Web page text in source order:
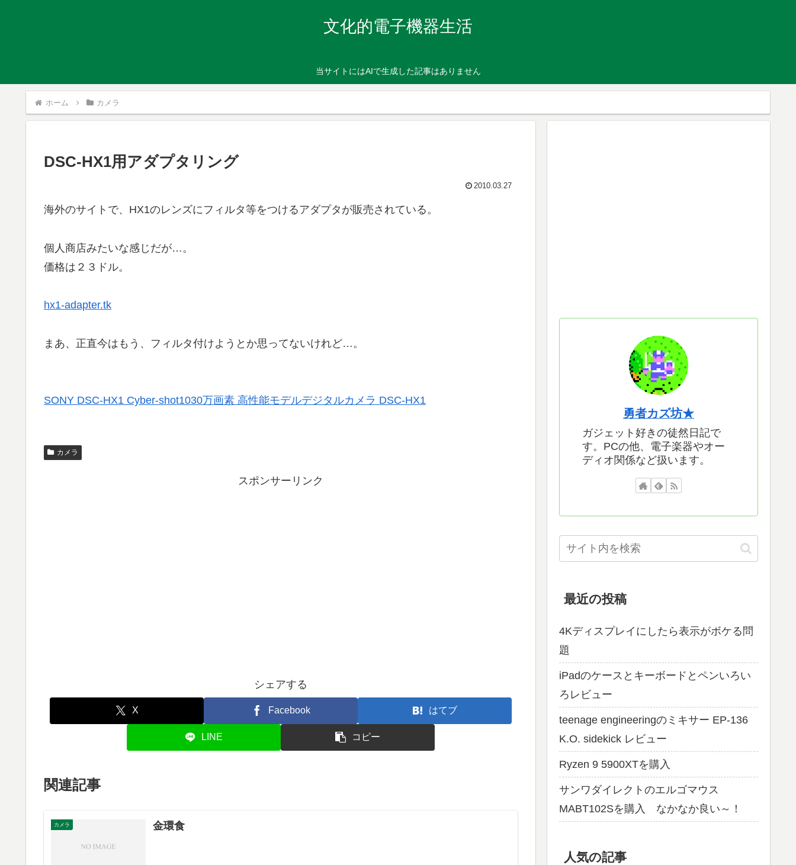
文化的電子機器生活
当サイトにはAIで生成した記事はありません
ホーム カメラ
DSC-HX1用アダプタリング
2010.03.27
海外のサイトで、HX1のレンズにフィルタ等をつけるアダプタが販売されている。
個人商店みたいな感じだが…。
価格は２３ドル。
hx1-adapter.tk
まあ、正直今はもう、フィルタ付けようとか思ってないけれど…。
SONY DSC-HX1 Cyber-shot1030万画素 高性能モデルデジタルカメラ DSC-HX1
カメラ
スポンサーリンク
シェアする
X Facebook はてブ
LINE コピー
関連記事
カメラ 金環食
勇者カズ坊★
ガジェット好きの徒然日記で
す。PCの他、電子楽器やオー
ディオ関係など扱います。
最近の投稿
4Kディスプレイにしたら表示がボケる問
題
iPadのケースとキーボードとペンいろい
ろレビュー
teenage engineeringのミキサー EP-136
K.O. sidekick レビュー
Ryzen 9 5900XTを購入
サンワダイレクトのエルゴマウス
MABT102Sを購入 なかなか良い～！
人気の記事